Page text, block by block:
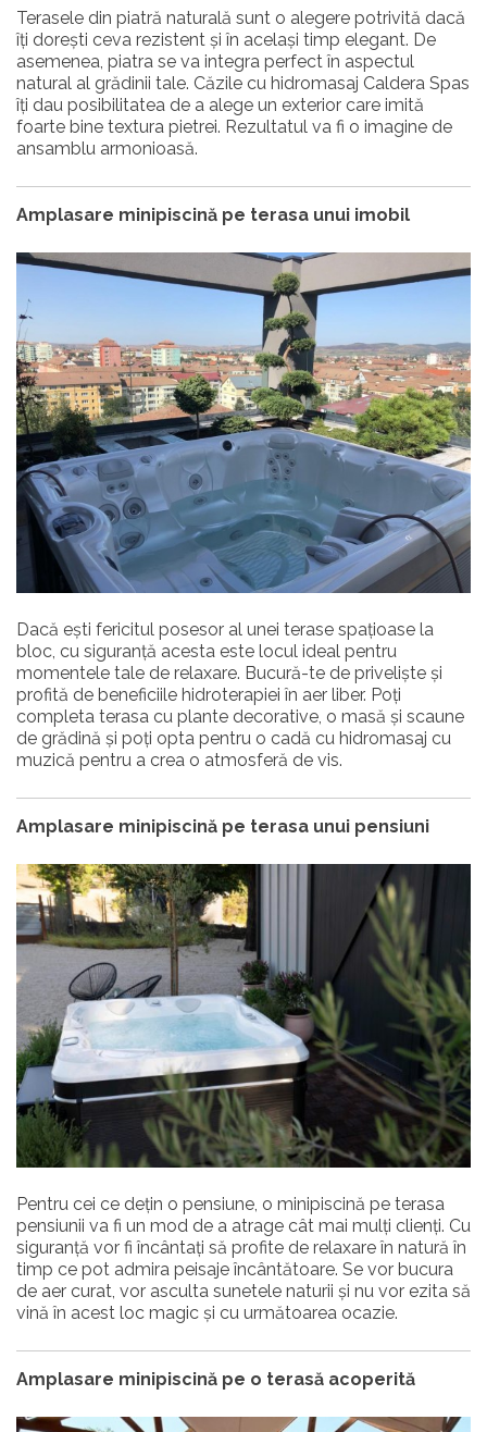
Terasele din piatră naturală sunt o alegere potrivită dacă
îți dorești ceva rezistent și în același timp elegant. De
asemenea, piatra se va integra perfect în aspectul
natural al grădinii tale. Căzile cu hidromasaj Caldera Spas
îți dau posibilitatea de a alege un exterior care imită
foarte bine textura pietrei. Rezultatul va fi o imagine de
ansamblu armonioasă.
Amplasare minipiscină pe terasa unui imobil
Dacă ești fericitul posesor al unei terase spațioase la
bloc, cu siguranță acesta este locul ideal pentru
momentele tale de relaxare. Bucură-te de priveliște și
profită de beneficiile hidroterapiei în aer liber. Poți
completa terasa cu plante decorative, o masă și scaune
de grădină și poți opta pentru o cadă cu hidromasaj cu
muzică pentru a crea o atmosferă de vis.
Amplasare minipiscină pe terasa unui pensiuni
Pentru cei ce dețin o pensiune, o minipiscină pe terasa
pensiunii va fi un mod de a atrage cât mai mulți clienți. Cu
siguranță vor fi încântați să profite de relaxare în natură în
timp ce pot admira peisaje încântătoare. Se vor bucura
de aer curat, vor asculta sunetele naturii și nu vor ezita să
vină în acest loc magic și cu următoarea ocazie.
Amplasare minipiscină pe o terasă acoperită